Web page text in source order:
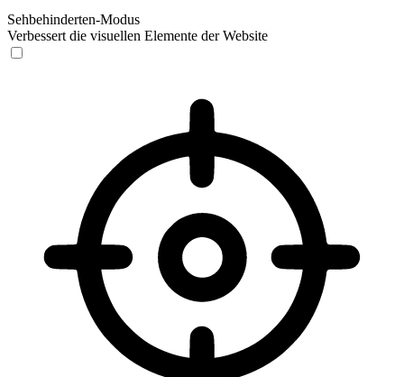
Sehbehinderten-Modus
Verbessert die visuellen Elemente der Website